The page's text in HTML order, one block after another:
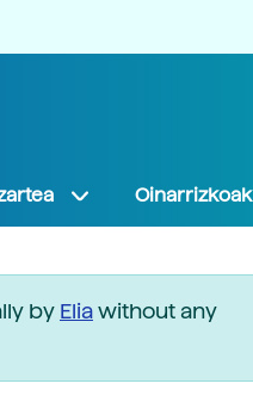
Oinarrizkoak
by Eliawithout any